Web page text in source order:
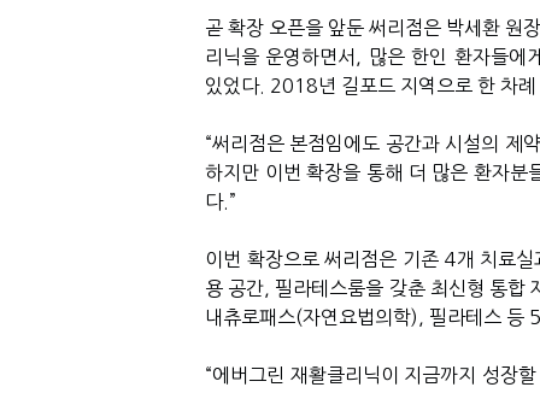
곧 확장 오픈을 앞둔 써리점은 박세환 원
리닉을 운영하면서
많은 한인 환자들에
있었다. 2018년 길포드 지역으로 한 차
“써리점은 본점임에도 공간과 시설의 제
하지만 이번 확장을 통해 더 많은 환자분
다.”
이번 확장으로 써리점은 기존 4개 치료
용 공간
필라테스룸을 갖춘 최신형 통합
내츄로패스(자연요법의학), 필라테스 등 5
“에버그린 재활클리닉이 지금까지 성장